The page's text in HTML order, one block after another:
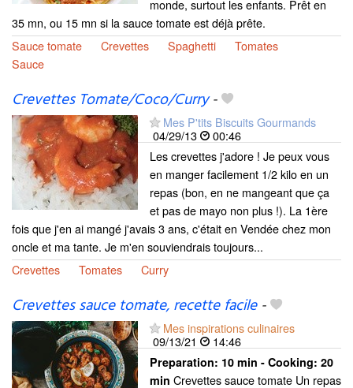
monde, surtout les enfants. Prêt en
35 mn, ou 15 mn si la sauce tomate est déjà prête.
Sauce tomate
Crevettes Spaghetti
Tomates
Sauce
Crevettes Tomate/Coco/Curry-
Mes P'tits Biscuits Gourmands
04/29/13
00:46
Les crevettes j'adore ! Je peux vous
en manger facilement 1/2 kilo en un
repas (bon, en ne mangeant que ça
et pas de mayo non plus !). La 1ère
fois que j'en ai mangé j'avais 3 ans, c'était en Vendée chez mon
oncle et ma tante. Je m'en souviendrais toujours...
Crevettes
Tomates Curry
Crevettes sauce tomate, recette facile-
Mes inspirations culinaires
09/13/21
14:46
Preparation: 10 min - Cooking: 20
min Crevettes sauce tomate Un repas